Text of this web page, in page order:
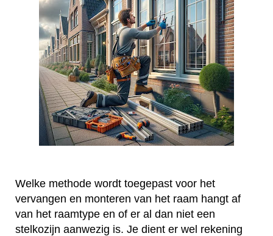
Welke methode wordt toegepast voor het
vervangen en monteren van het raam hangt af
van het raamtype en of er al dan niet een
stelkozijn aanwezig is. Je dient er wel rekening